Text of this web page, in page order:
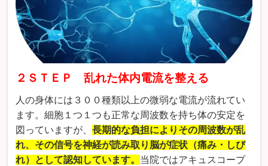
２ＳＴＥＰ 乱れた体内電流を整える
人の身体には３００種類以上の微弱な電流が流れてい
ます。細胞１つ１つも正常な周波数を持ち体の安定を
図っていますが、長期的な負担によりその周波数が乱
れ、その信号を神経が読み取り脳が症状（痛み・しび
れ）として認知しています。 当院ではアキュスコープ